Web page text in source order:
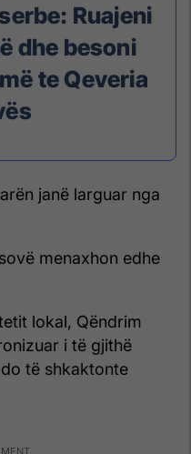
Ruajeni
dhe besoni
te Qeveria
janë larguar nga
menaxhon edhe
lokal, Qëndrim
i të gjithë
të shkaktonte